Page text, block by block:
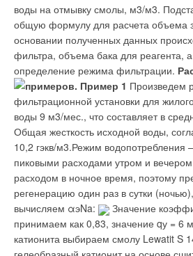
воды на отмывку смолы, м3/м3.
общую формулу для расчета объема
основании полученных данных
фильтра, объема бака для реагента,
определение режима фильтрации.
примеров. Пример 1 Произведем
фильтрационной установки для
воды 9 м3/мес., что составляет в
Общая жесткость исходной воды,
10,2 гэкв/м3.Режим
пиковыми расходами утром и
расходом в ночное время, поэтому
регенерацию один раз в сутки
вычисляем αэNa:
Значение
принимаем как 0,83, значение qу = 6
катионита выбираем смолу Lewatit S
Комментарии
В этой теме еще нет комментариев
Добавить комментарий
добавок также необходимо иметь
и гигиенические. Требования по
оборудования для выполнения работ
соответствовать документу
(работ), в отношении которых
предусмотрена их обязательная
Технические условия, например, на
восстановительных работ с
труб на водопроводных и
должны быть согласованы с
(техническая, эксплуатационная,
прокладке и реконструкции
трубами подлежит постоянному
заказчика и проводившей работы
трубопровода, либо сделать
другой диаметр, тут уже не обойтись
Компрессионные (обжимные,
используются для монтажа сразу
систем. Прежде всего, с их помощью
металлопластиковые композитные
RT/AL/PE-RT и т.д.), как было
годы. Фитинг в данном случае
состоящий из корпуса со штуцером,
комплектуется уплотнительными
диэлектрической прокладкой,
(цангой) и гайкой.
Метод соединения прост и не
инструментов, кроме двух ключей